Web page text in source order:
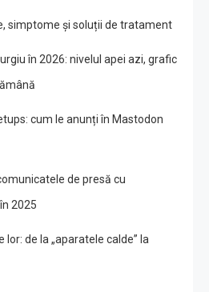
simptome și soluții de tratament
în 2026: nivelul apei azi, grafic
cum le anunți în Mastodon
de presă cu
2025
lor: de la „aparatele calde” la